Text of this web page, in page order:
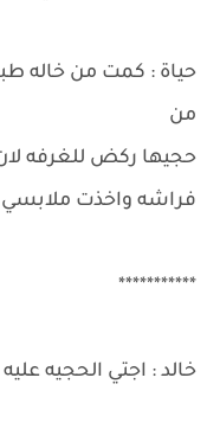
حياة : كمت من خاله
من
حجيها ركض للغرفه
فراشه واخذت
***********
خالد : اجتي الحجيه